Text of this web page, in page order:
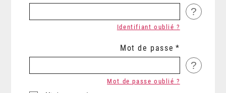
?
Identifiant oublié ?
Mot de passe
?
Mot de passe oublié ?